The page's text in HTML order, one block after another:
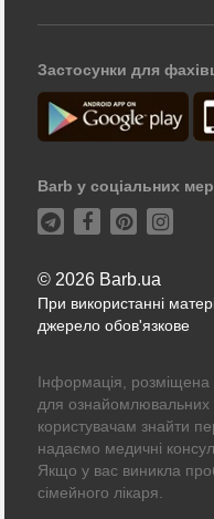
Застосунки для
Barb у соціальних
© 2026 Barb.ua
При використанні
джерело обов'язкове
Інформація, розміщена
для
користувачам знайти
надаємо медичні
Якщо у вас виникла
сімейного лікаря.